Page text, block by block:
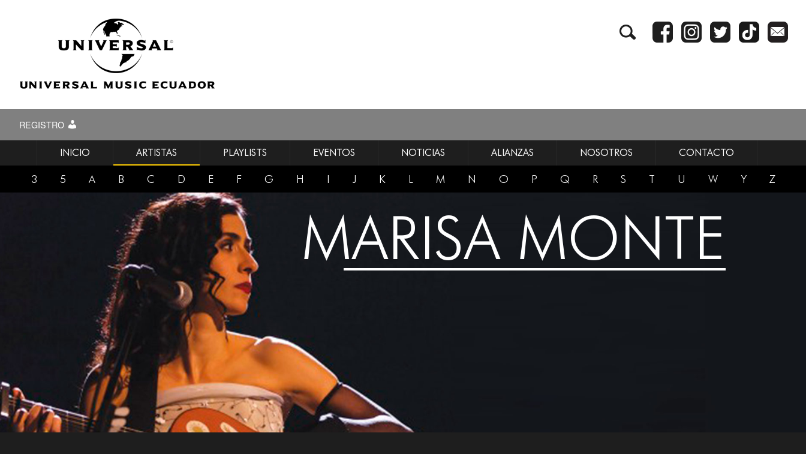
REGISTRO
INICIO ARTISTAS PLAYLISTS EVENTOS NOTICIAS ALIANZAS NOSOTROS CONTACTO
3 5 A B C D E F G H I J K L M N O P Q R S T U W Y Z
MARISA MONTE